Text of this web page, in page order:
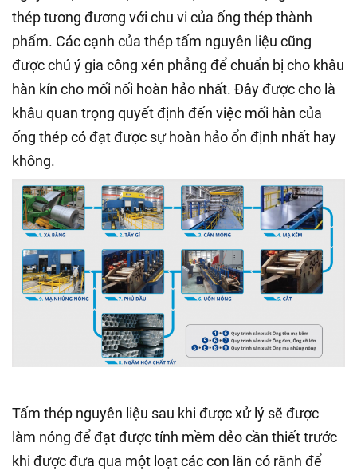
thép tương đương với chu vi của ống thép thành
phẩm. Các cạnh của thép tấm nguyên liệu cũng
được chú ý gia công xén phẳng để chuẩn bị cho khâu
hàn kín cho mối nối hoàn hảo nhất. Đây được cho là
khâu quan trọng quyết định đến việc mối hàn của
ống thép có đạt được sự hoàn hảo ổn định nhất hay
không.
Tấm thép nguyên liệu sau khi được xử lý sẽ được
làm nóng để đạt được tính mềm dẻo cần thiết trước
khi được đưa qua một loạt các con lăn có rãnh để